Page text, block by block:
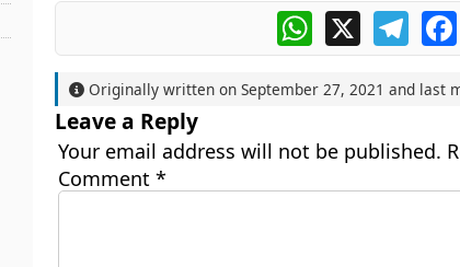
WhatsApp
X
Originally written on September 27, 2021 and last
Leave a Reply
Your email address will not be published.
Comment *